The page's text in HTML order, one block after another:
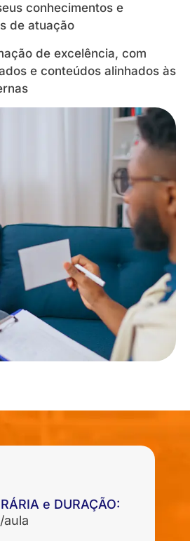
conhecimentos e
de atuação
de excelência, com
e conteúdos alinhados às
e DURAÇÃO:
aula